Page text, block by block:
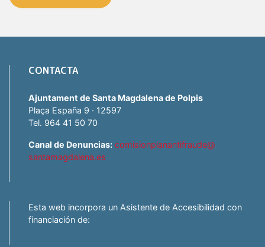
CONTACTA
Ajuntament de Santa Magdalena de Polpis
Plaça España 9 · 12597
Tel. 964 41 50 70
Canal de Denuncias: comisionplanantifraude@
santamagdalena.es
Esta web incorpora un Asistente de Accesibilidad con
financiación de: